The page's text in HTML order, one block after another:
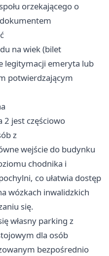
orzekającego o
na wiek (bilet
legitymacji emeryta lub
potwierdzającym
2 jest częściowo
z
wejście do budynku
chodnika i
co ułatwia dostęp
wózkach inwalidzkich
się.
własny parking z
dla osób
bezpośrednio